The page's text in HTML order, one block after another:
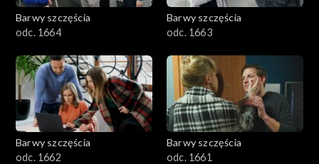
Barwy szczęścia
odc. 1664
Barwy szczęścia
odc. 1663
Barwy szczęścia
odc. 1662
Barwy szczęścia
odc. 1661